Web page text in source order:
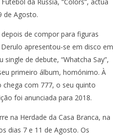
de Agosto.
de compor para figuras
apresentou-se em disco em
de debute, “Whatcha Say”,
primeiro álbum, homónimo. À
com 777, o seu quinto
foi anunciada para 2018.
na Herdade da Casa Branca, na
dias 7 e 11 de Agosto. Os